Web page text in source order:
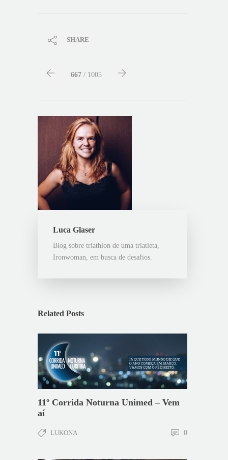
SHARE
667 / 1005
Luca Glaser
Blog sobre triathlon de uma triatleta,
Ironwoman, em busca de desafios.
Related Posts
11º Corrida Noturna Unimed – Vem
aí
LUKONA 0